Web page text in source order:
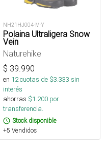
NH21HJ004-M-Y
Polaina Ultraligera Snow
Vein
Naturehike
$ 39.990
en 12cuotas de $3.333 sin
interés
ahorras $1.200 por
transferencia.
Stock disponible
+5 Vendidos